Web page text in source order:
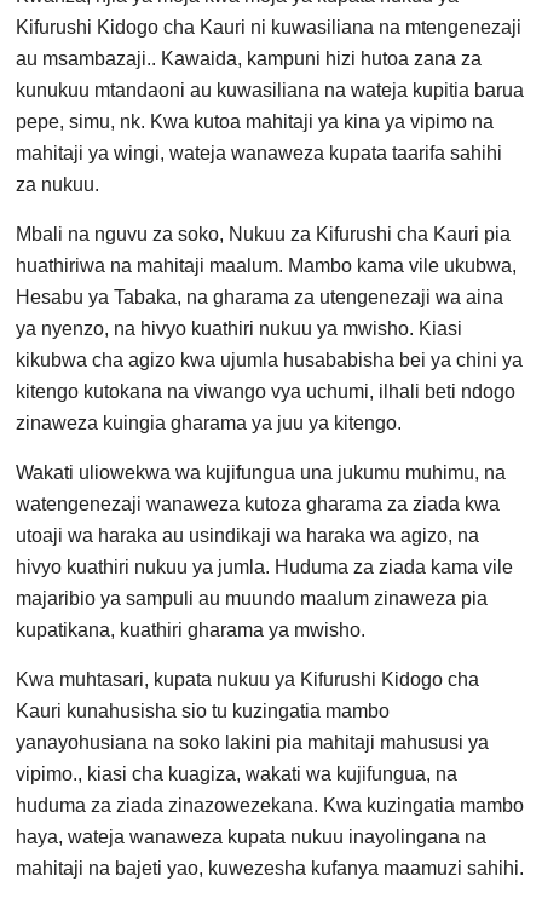
Kifurushi Kidogo cha Kauri ni kuwasiliana na mtengenezaji
au msambazaji.. Kawaida, kampuni hizi hutoa zana za
kunukuu mtandaoni au kuwasiliana na wateja kupitia barua
pepe, simu, nk. Kwa kutoa mahitaji ya kina ya vipimo na
mahitaji ya wingi, wateja wanaweza kupata taarifa sahihi
za nukuu.
Mbali na nguvu za soko, Nukuu za Kifurushi cha Kauri pia
huathiriwa na mahitaji maalum. Mambo kama vile ukubwa,
Hesabu ya Tabaka, na gharama za utengenezaji wa aina
ya nyenzo, na hivyo kuathiri nukuu ya mwisho. Kiasi
kikubwa cha agizo kwa ujumla husababisha bei ya chini ya
kitengo kutokana na viwango vya uchumi, ilhali beti ndogo
zinaweza kuingia gharama ya juu ya kitengo.
Wakati uliowekwa wa kujifungua una jukumu muhimu, na
watengenezaji wanaweza kutoza gharama za ziada kwa
utoaji wa haraka au usindikaji wa haraka wa agizo, na
hivyo kuathiri nukuu ya jumla. Huduma za ziada kama vile
majaribio ya sampuli au muundo maalum zinaweza pia
kupatikana, kuathiri gharama ya mwisho.
Kwa muhtasari, kupata nukuu ya Kifurushi Kidogo cha
Kauri kunahusisha sio tu kuzingatia mambo
yanayohusiana na soko lakini pia mahitaji mahususi ya
vipimo., kiasi cha kuagiza, wakati wa kujifungua, na
huduma za ziada zinazowezekana. Kwa kuzingatia mambo
haya, wateja wanaweza kupata nukuu inayolingana na
mahitaji na bajeti yao, kuwezesha kufanya maamuzi sahihi.